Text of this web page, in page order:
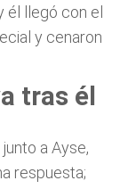
él llegó con el
y cenaron
tras él
a Ayse,
respuesta;